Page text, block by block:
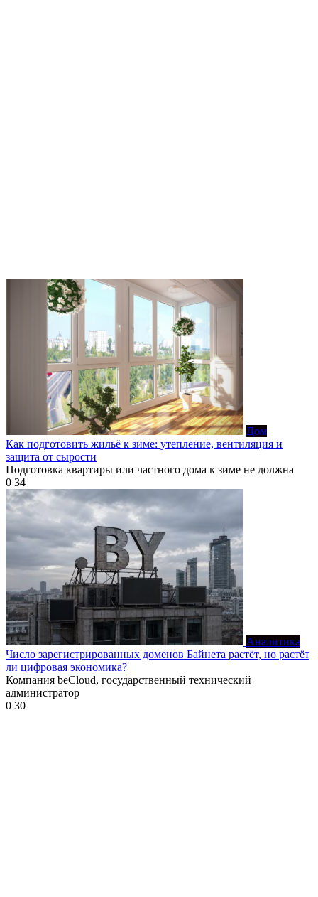
Дом
Как подготовить жильё к зиме: утепление, вентиляция и
защита от сырости
Подготовка квартиры или частного дома к зиме не должна
0 34
Аналитика
Число зарегистрированных доменов Байнета растёт, но растёт
ли цифровая экономика?
Компания beCloud, государственный технический
администратор
0 30